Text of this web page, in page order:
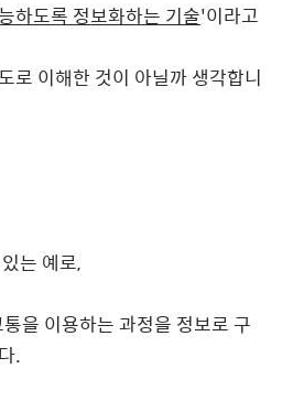
하도록 정보화하는 기술'이라고
로 이해한 것이 아닐까 생각합니
는 예로,
을 이용하는 과정을 정보로 구
.